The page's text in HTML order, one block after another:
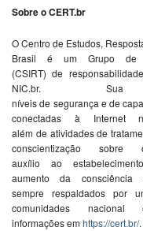
Sobreo CERT.br
O Centro de Estudos, Re
Brasil é um Grupo de
(CSIRT)de responsabilidade
NIC.br. Sua
níveisde segurança e de
conectadas à Internet
além de atividadesde tratame
conscientização sobre
auxílio ao estabelecime
aumentoda consciência
sempre respaldados por
comunidades nacional
informaçõesemhttps://cert.br/.